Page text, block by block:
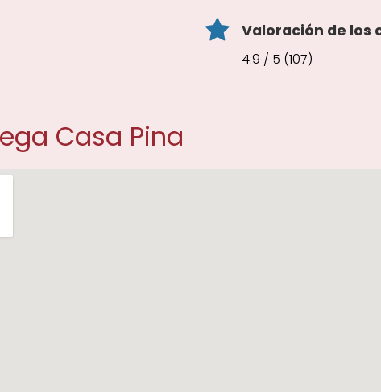
Valoración de los
4.9 / 5 (107)
Casa Pina